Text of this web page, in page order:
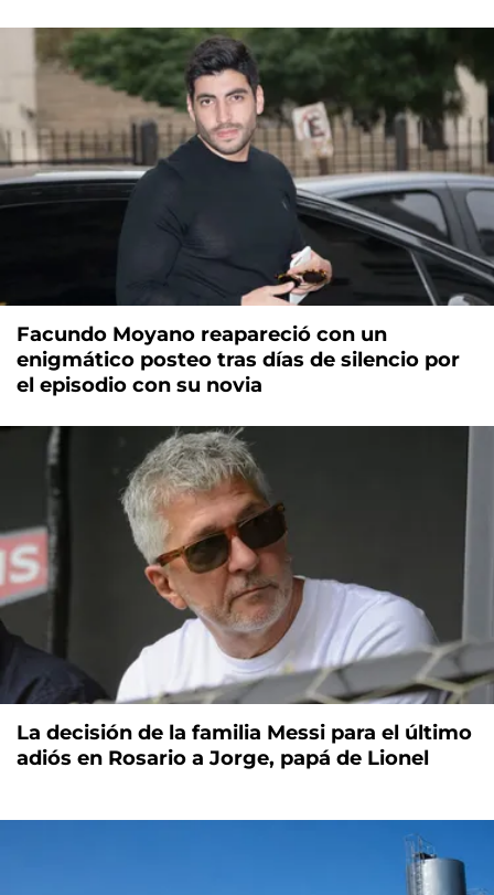
Facundo Moyano reapareció con un
enigmático posteo tras días de silencio por
el episodio con su novia
La decisión de la familia Messi para el último
adiós en Rosario a Jorge, papá de Lionel